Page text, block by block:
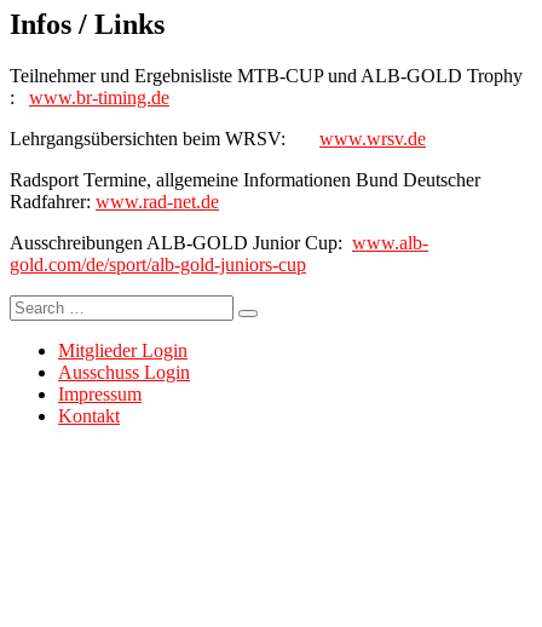
Infos / Links
Teilnehmer und Ergebnisliste MTB-CUP und ALB-GOLD Trophy
: www.br-timing.de
Lehrgangsübersichten beim WRSV: www.wrsv.de
Radsport Termine, allgemeine Informationen Bund Deutscher
Radfahrer: www.rad-net.de
Ausschreibungen ALB-GOLD Junior Cup: www.alb-
gold.com/de/sport/alb-gold-juniors-cup
Search
for:
Mitglieder Login
Ausschuss Login
Impressum
Kontakt